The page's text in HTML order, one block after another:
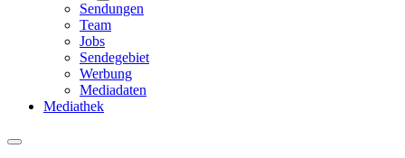
Sendungen
Team
Jobs
Sendegebiet
Werbung
Mediadaten
Mediathek